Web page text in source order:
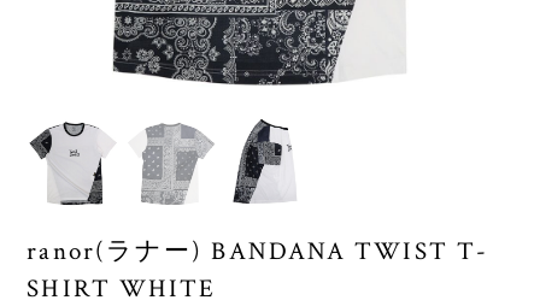
ranor(ラナー) BANDANA TWIST T-
SHIRT WHITE